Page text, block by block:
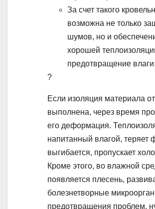
За счет такого
возможна не только
шумов, но и
хорошей
предотвращение влаги.
?
Если изоляция материала
выполнена, через время
его деформация.
напитанный влагой, теряет
выгибается, пропускает
Кроме этого, во влажной
появляется плесень,
болезнетворные
предотвращения проблем,